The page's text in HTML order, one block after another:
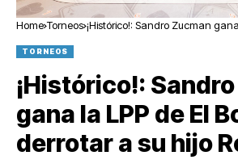
Home Torneos ¡Histórico!: Sandro Zucman
TORNEOS
¡Histórico!:
gana la LPP de El
derrotar a su hijo